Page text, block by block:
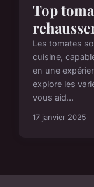
Top
Les tomates
cuisine,
en une
explore les
vous aid...
17 janvier 2025